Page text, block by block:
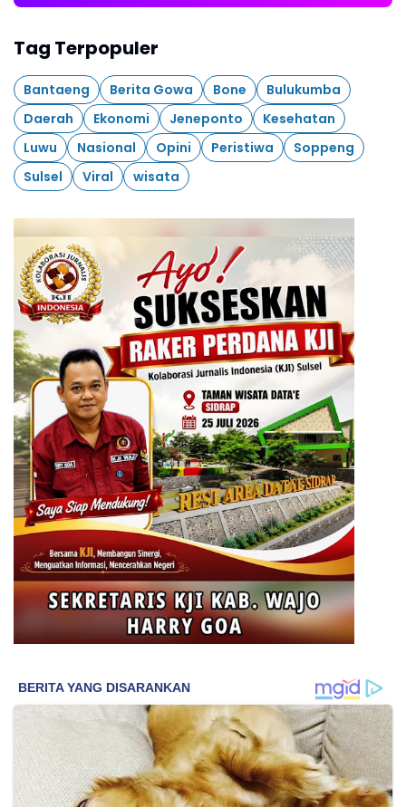
Tag Terpopuler
Bantaeng Berita Gowa Bone
Bulukumba
Daerah
Ekonomi Jeneponto
Kesehatan
Luwu
Nasional Opini Peristiwa
Soppeng
Sulsel
Viral wisata